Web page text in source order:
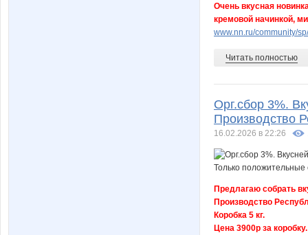
Очень вкусная
кремовой начинкой,
www.nn.ru/community/
Читать полностью
Орг.сбор 3%.
Производство
16.02.2026 в 22:26
Предлагаю собрать
Производство
Коробка 5 кг.
Цена 3900р за коробку.